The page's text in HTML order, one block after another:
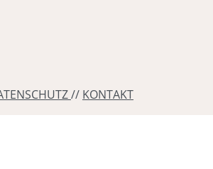
// KONTAKT